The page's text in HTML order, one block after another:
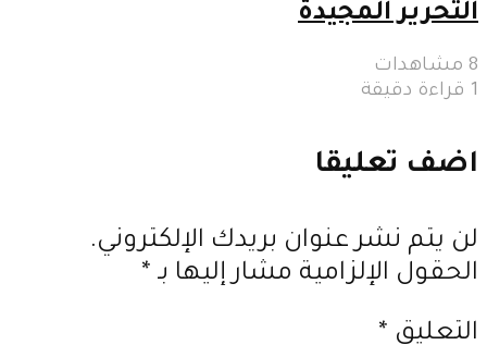
التحرير المجيدة
8 مشاهدات
1 قراءة دقيقة
اضف تعليقا
لن يتم نشر عنوان بريدك الإلكتروني.
الحقول الإلزامية مشار إليها بـ *
التعليق *